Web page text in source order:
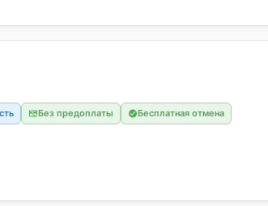
Без предоплаты Бесплатная отмена